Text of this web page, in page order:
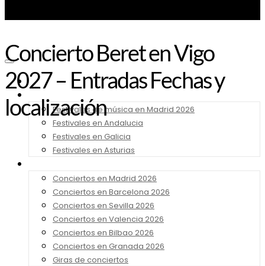
Noticias
Festivales de música en Madrid 2026
Festivales en Andalucia
Festivales en Galicia
Festivales en Asturias
Conciertos en Madrid 2026
Conciertos en Barcelona 2026
Conciertos en Sevilla 2026
Conciertos en Valencia 2026
Conciertos en Bilbao 2026
Conciertos en Granada 2026
Giras de conciertos
Concierto Beret en Vigo
2027 – Entradas Fechas y
localización